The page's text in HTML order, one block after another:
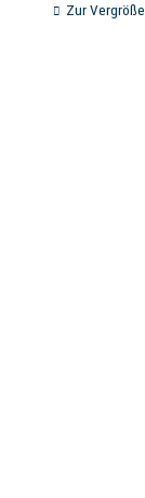
Zur